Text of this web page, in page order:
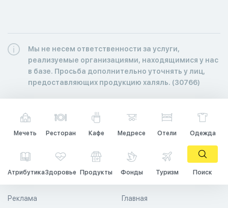
Мы не несем ответственности за услуги,
реализуемые организациями, находящимися у нас
в базе. Просьба дополнительно уточнять у лиц,
предоставляющих продукцию халяль. (30766)
Мечеть Ресторан Кафе Медресе Отели Одежда
АтрибутикаЗдоровье Продукты Фонды Туризм Поиск
Главная
Реклама